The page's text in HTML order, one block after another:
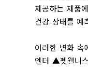
제공하는 제품
건강 상태를 예
이러한 변화
엔터 ▲펫웰니